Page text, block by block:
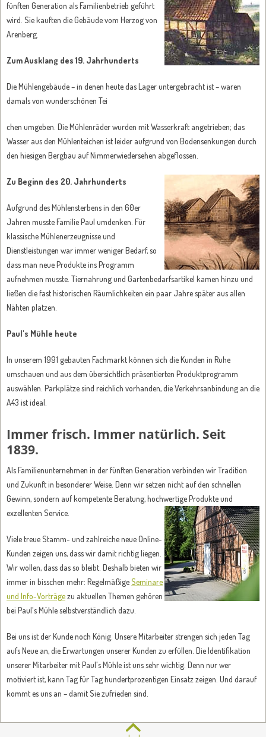
fünften Generation als Familienbetrieb geführt
wird. Sie kauften die Gebäude vom Herzog von
Arenberg.
Zum Ausklang des 19. Jahrhunderts
Die Mühlengebäude – in denen heute das Lager untergebracht ist – waren
damals von wunderschönen Tei
chen umgeben. Die Mühlenräder wurden mit Wasserkraft angetrieben; das
Wasser aus den Mühlenteichen ist leider aufgrund von Bodensenkungen durch
den hiesigen Bergbau auf Nimmerwiedersehen abgeflossen.
Zu Beginn des 20. Jahrhunderts
Aufgrund des Mühlensterbens in den 60er
Jahren musste Familie Paul umdenken. Für
klassische Mühlenerzeugnisse und
Dienstleistungen war immer weniger Bedarf, so
dass man neue Produkte ins Programm
aufnehmen musste. Tiernahrung und Gartenbedarfsartikel kamen hinzu und
ließen die fast historischen Räumlichkeiten ein paar Jahre später aus allen
Nähten platzen.
Paul's Mühle heute
In unserem 1991 gebauten Fachmarkt können sich die Kunden in Ruhe
umschauen und aus dem übersichtlich präsentierten Produktprogramm
auswählen. Parkplätze sind reichlich vorhanden, die Verkehrsanbindung an die
A43 ist ideal.
Immer frisch. Immer natürlich. Seit
1839.
Als Familienunternehmen in der fünften Generation verbinden wir Tradition
und Zukunft in besonderer Weise. Denn wir setzen nicht auf den schnellen
Gewinn, sondern auf kompetente Beratung, hochwertige Produkte und
exzellenten Service.
Viele treue Stamm- und zahlreiche neue Online-
Kunden zeigen uns, dass wir damit richtig liegen.
Wir wollen, dass das so bleibt. Deshalb bieten wir
immer in bisschen mehr: RegelmäßigeSeminare
und Info-Vorträgezu aktuellen Themen gehören
bei Paul's Mühle selbstverständlich dazu.
Bei uns ist der Kunde noch König. Unsere Mitarbeiter strengen sich jeden Tag
aufs Neue an, die Erwartungen unserer Kunden zu erfüllen. Die Identifikation
unserer Mitarbeiter mit Paul's Mühle ist uns sehr wichtig. Denn nur wer
motiviert ist, kann Tag für Tag hundertprozentigen Einsatz zeigen. Und darauf
kommt es uns an – damit Sie zufrieden sind.